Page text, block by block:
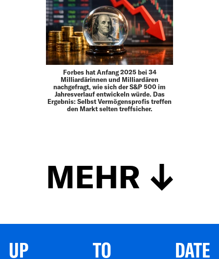
Forbes hat Anfang 2025 bei 34
Milliardärinnen und Milliardären
nachgefragt, wie sich der S&P 500 im
Jahresverlauf entwickeln würde. Das
Ergebnis: Selbst Vermögensprofis treffen
den Markt selten treffsicher.
MEHR
UP TO DATE